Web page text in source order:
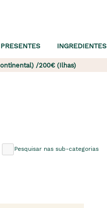
PRESENTES INGREDIENTES
/200€ (Ilhas)
Pesquisar nas sub-categorias